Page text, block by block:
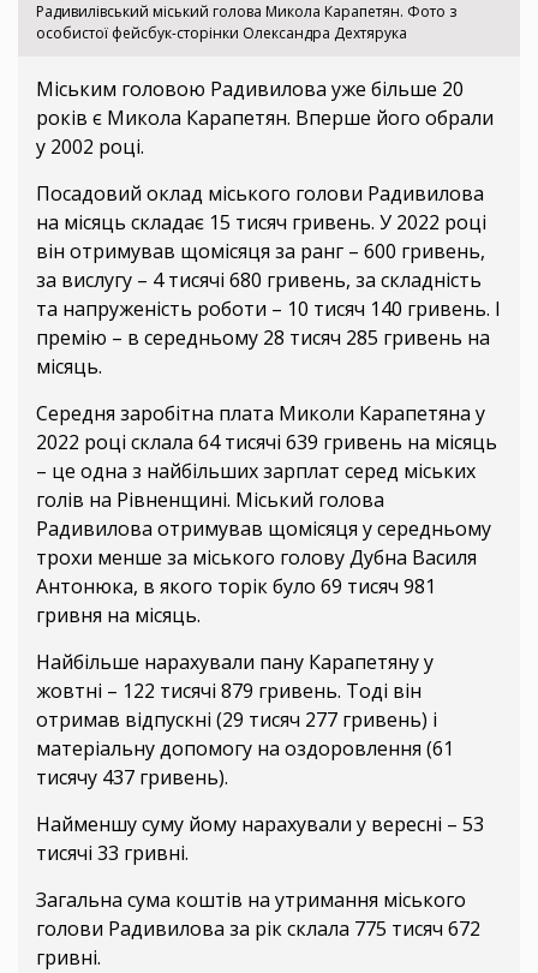
Радивилівський міський голова Микола Карапетян. Фото з
особистої фейсбук-сторінки Олександра Дехтярука
Міським головою Радивилова уже більше 20
років є Микола Карапетян. Вперше його обрали
у 2002 році.
Посадовий оклад міського голови Радивилова
на місяць складає 15 тисяч гривень. У 2022 році
він отримував щомісяця за ранг – 600 гривень,
за вислугу – 4 тисячі 680 гривень, за складність
та напруженість роботи – 10 тисяч 140 гривень. І
премію – в середньому 28 тисяч 285 гривень на
місяць.
Середня заробітна плата Миколи Карапетяна у
2022 році склала 64 тисячі 639 гривень на місяць
– це одна з найбільших зарплат серед міських
голів на Рівненщині. Міський голова
Радивилова отримував щомісяця у середньому
трохи менше за міського голову Дубна Василя
Антонюка, в якого торік було 69 тисяч 981
гривня на місяць.
Найбільше нарахували пану Карапетяну у
жовтні – 122 тисячі 879 гривень. Тоді він
отримав відпускні (29 тисяч 277 гривень) і
матеріальну допомогу на оздоровлення (61
тисячу 437 гривень).
Найменшу суму йому нарахували у вересні – 53
тисячі 33 гривні.
Загальна сума коштів на утримання міського
голови Радивилова за рік склала 775 тисяч 672
гривні.